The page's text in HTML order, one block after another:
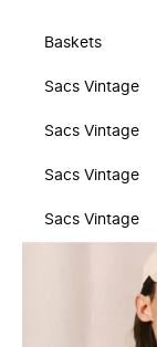
Baskets
Sacs Vintage
Sacs Vintage
Sacs Vintage
Sacs Vintage